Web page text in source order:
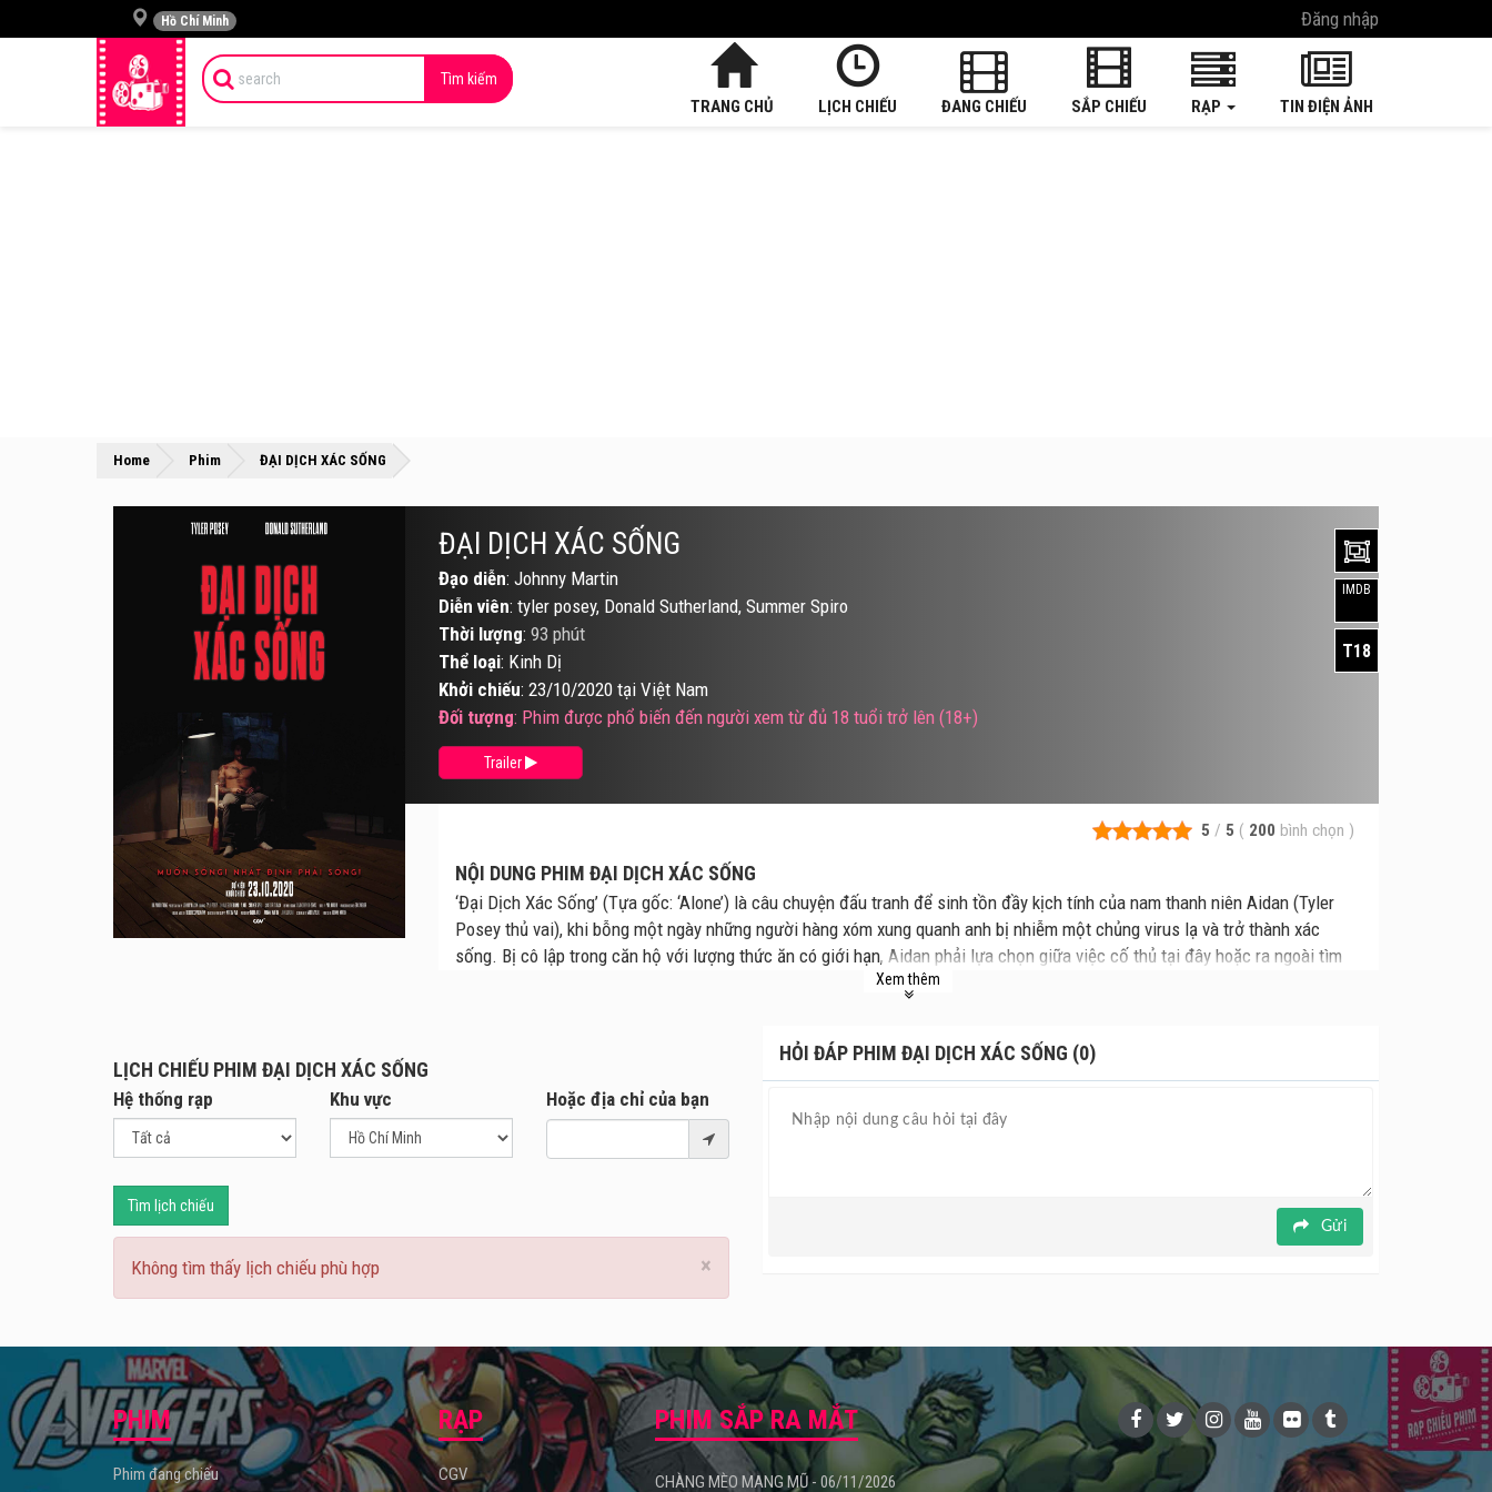
Hồ Chí Minh Đăng nhập
Tìm kiếm
TRANG CHỦ LỊCH CHIẾU ĐANG CHIẾU SẮP CHIẾU RẠP TIN ĐIỆN ẢNH
Home »
Phim »
ĐẠI DỊCH XÁC SỐNG
5 / 5 ( 200 bình chọn )
NỘI DUNG PHIM ĐẠI DỊCH XÁC SỐNG
‘Đại Dịch Xác Sống’ (Tựa gốc: ‘Alone’) là câu chuyện đấu tranh để sinh tồn đầy kịch tính của nam thanh niên Aidan (Tyler
Posey thủ vai), khi bỗng một ngày những người hàng xóm xung quanh anh bị nhiễm một chủng virus lạ và trở thành xác
sống. Bị cô lập trong căn hộ với lượng thức ăn có giới hạn, Aidan phải lựa chọn giữa việc cố thủ tại đây hoặc ra ngoài tìm
kiếm sự trợ giúp giữa sự bủa vây của lũ quái vật khát máu.Xem thêm
ĐẠI DỊCH XÁC SỐNG
Đạo diễn: Johnny Martin
Diễn viên: tyler posey, Donald Sutherland, Summer Spiro
Thời lượng: 93 phút
Thể loại: Kinh Dị
Khởi chiếu: 23/10/2020 tại Việt Nam
Đối tượng: Phim được phổ biến đến người xem từ đủ 18 tuổi trở lên (18+)
Trailer
IMDB
T18
LỊCH CHIẾU PHIM ĐẠI DỊCH XÁC SỐNG
Hệ thống rạp Khu vực Hoặc địa chỉ của bạn
Tìm lịch chiếu
×
Không tìm thấy lịch chiếu phù hợp
HỎI ĐÁP PHIM ĐẠI DỊCH XÁC SỐNG (0)
Gửi
PHIM
Phim đang chiếu
RẠP
CGV
PHIM SẮP RA MẮT
CHÀNG MÈO MANG MŨ - 06/11/2026